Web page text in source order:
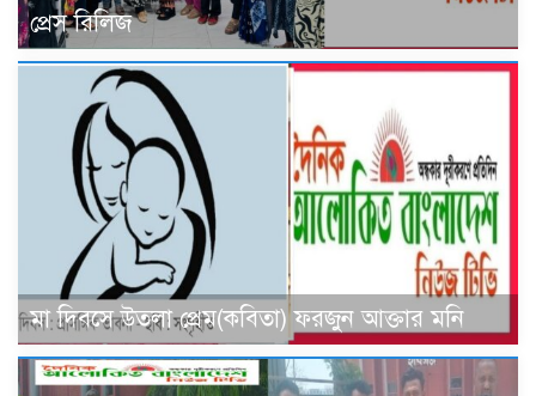
প্রেস রিলিজ
মা দিবসে উতলা প্রেম(কবিতা) ফরজুন আক্তার মনি